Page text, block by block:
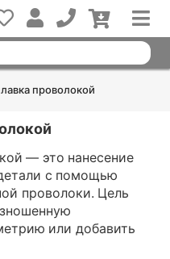
проволокой
— это нанесение
с помощью
проволоки. Цель
или добавить